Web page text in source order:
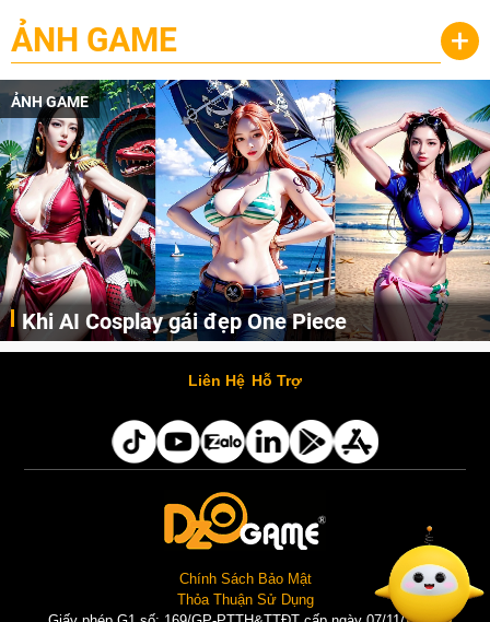
ẢNH GAME +
ẢNH GAME
Khi AI Cosplay gái đẹp One Piece
Những cô nàng nóng bỏng Boa Hancock, Nico Robin, Nami, Yamato hay Perona được AI vẽ lại dưới hình thức Cosplay cực kỳ chuẩn chỉnh.
Liên Hệ Hỗ Trợ
Chính Sách Bảo Mật
Thỏa Thuận Sử Dụng